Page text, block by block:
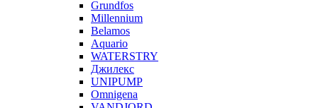
Grundfos
Millennium
Belamos
Aquario
WATERSTRY
Джилекс
UNIPUMP
Omnigena